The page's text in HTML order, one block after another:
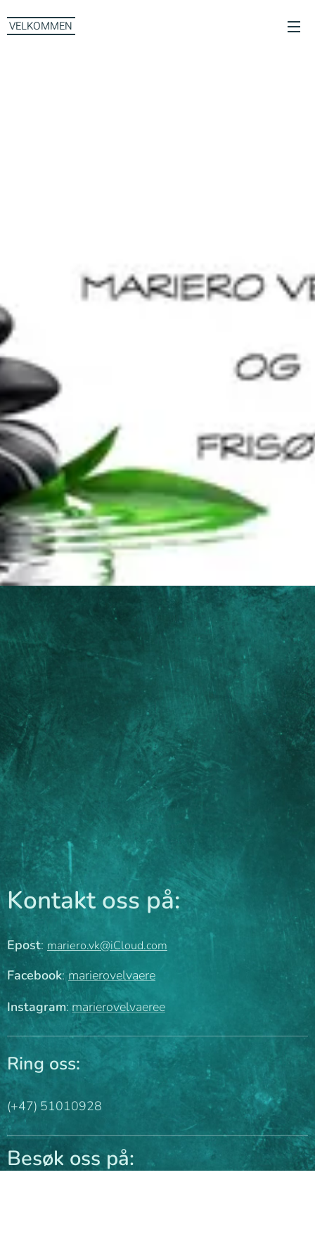
VELKOMMEN
Kontakt oss på:
Epost: mariero.vk@iCloud.com
Facebook:marierovelvaere
Instagram: marierovelvaeree
Ring oss:
(+47) 51010928
Besøk oss på: